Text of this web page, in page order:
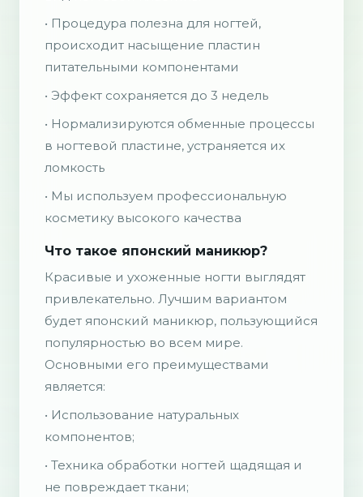
• Процедура полезна для ногтей,
происходит насыщение пластин
питательными компонентами
• Эффект сохраняется до 3 недель
• Нормализируются обменные процессы
в ногтевой пластине, устраняется их
ломкость
• Мы используем профессиональную
косметику высокого качества
Что такое японский маникюр?
Красивые и ухоженные ногти выглядят
привлекательно. Лучшим вариантом
будет японский маникюр, пользующийся
популярностью во всем мире.
Основными его преимуществами
является:
• Использование натуральных
компонентов;
• Техника обработки ногтей щадящая и
не повреждает ткани;